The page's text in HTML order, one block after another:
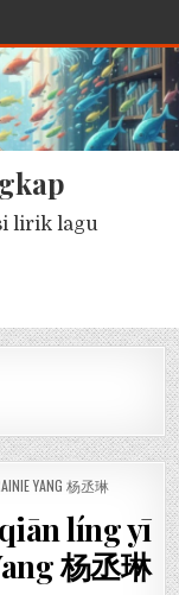
lirik lagu
YANG 杨丞琳
líng yī
杨丞琳